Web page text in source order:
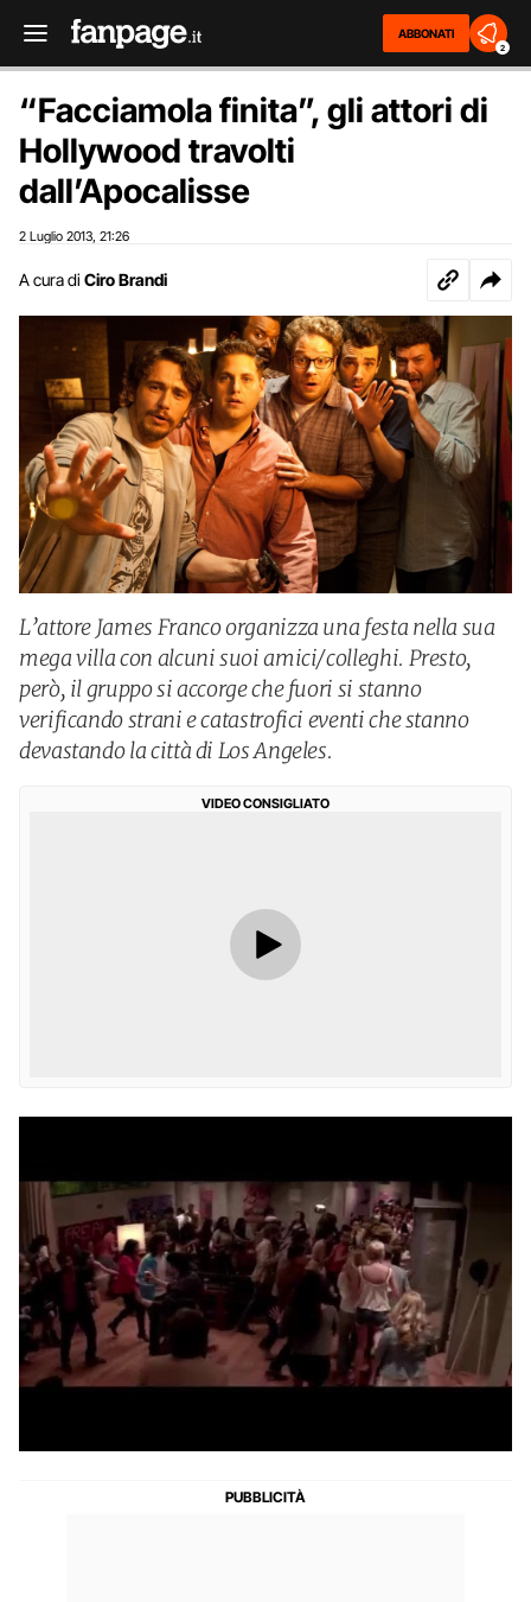
ABBONATI
2
“Facciamola finita”, gli attori di
Hollywood travolti
dall’Apocalisse
2 Luglio 2013 21:26
A cura di Ciro Brandi
L’attore James Franco organizza una festa nella sua
mega villa con alcuni suoi amici/colleghi. Presto,
però, il gruppo si accorge che fuori si stanno
verificando strani e catastrofici eventi che stanno
devastando la città di Los Angeles.
VIDEO CONSIGLIATO